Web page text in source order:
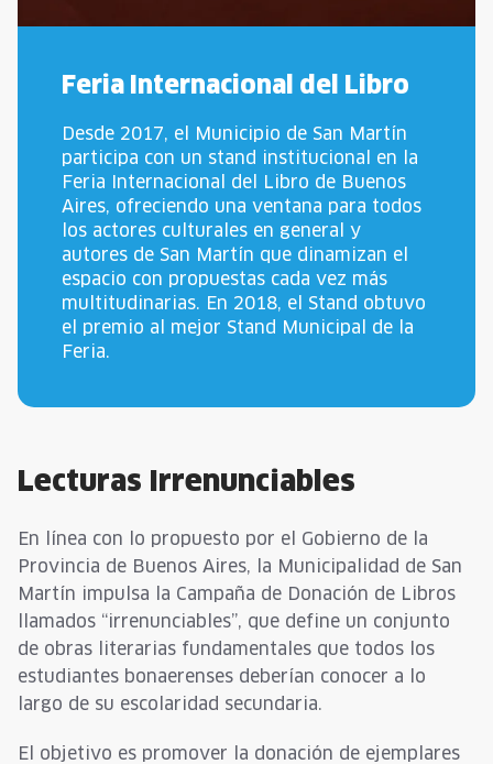
Feria Internacional del Libro
Desde 2017, el Municipio de San Martín
participa con un stand institucional en la
Feria Internacional del Libro de Buenos
Aires, ofreciendo una ventana para todos
los actores culturales en general y
autores de San Martín que dinamizan el
espacio con propuestas cada vez más
multitudinarias. En 2018, el Stand obtuvo
el premio al mejor Stand Municipal de la
Feria.
Lecturas Irrenunciables
En línea con lo propuesto por el Gobierno de la
Provincia de Buenos Aires, la Municipalidad de San
Martín impulsa la Campaña de Donación de Libros
llamados “irrenunciables”, que define un conjunto
de obras literarias fundamentales que todos los
estudiantes bonaerenses deberían conocer a lo
largo de su escolaridad secundaria.
El objetivo es promover la donación de ejemplares